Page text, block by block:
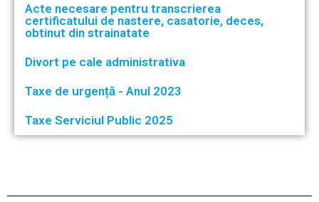
Acte necesare pentru transcrierea
certificatului de nastere, casatorie, deces,
obtinut din strainatate
Divort pe cale administrativa
Taxe de urgență - Anul 2023
Taxe Serviciul Public 2025